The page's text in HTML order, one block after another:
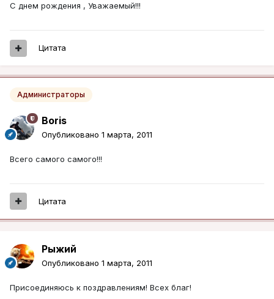
С днем рождения , Уважаемый!!!
Цитата
Администраторы
Boris
Опубликовано 1 марта, 2011
Всего самого самого!!!
Цитата
Рыжий
Опубликовано 1 марта, 2011
Присоединяюсь к поздравлениям! Всех благ!